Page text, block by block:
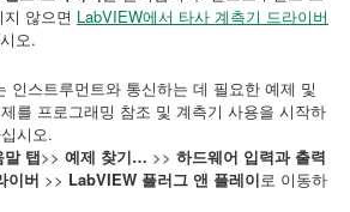
않으면 LabVIEW에서 타사 계측기 드라이버
오.
인스트루먼트와 통신하는 데 필요한 예제 및
를 프로그래밍 참조 및 계측기 사용을 시작하
시오.
말 탭>> 예제 찾기… >> 하드웨어 입력과 출력
이버 >> LabVIEW 플러그 앤 플레이로 이동하